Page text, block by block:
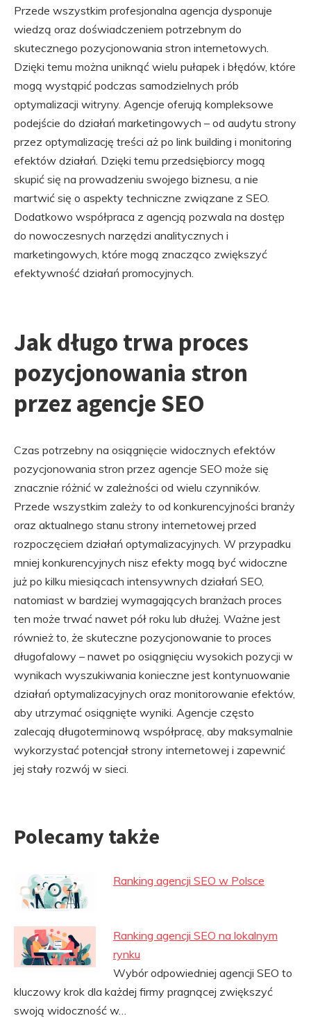
Przede wszystkim profesjonalna agencja dysponuje
wiedzą oraz doświadczeniem potrzebnym do
skutecznego pozycjonowania stron internetowych.
Dzięki temu można uniknąć wielu pułapek i błędów, które
mogą wystąpić podczas samodzielnych prób
optymalizacji witryny. Agencje oferują kompleksowe
podejście do działań marketingowych – od audytu strony
przez optymalizację treści aż po link building i monitoring
efektów działań. Dzięki temu przedsiębiorcy mogą
skupić się na prowadzeniu swojego biznesu, a nie
martwić się o aspekty techniczne związane z SEO.
Dodatkowo współpraca z agencją pozwala na dostęp
do nowoczesnych narzędzi analitycznych i
marketingowych, które mogą znacząco zwiększyć
efektywność działań promocyjnych.
Jak długo trwa proces
pozycjonowania stron
przez agencje SEO
Czas potrzebny na osiągnięcie widocznych efektów
pozycjonowania stron przez agencje SEO może się
znacznie różnić w zależności od wielu czynników.
Przede wszystkim zależy to od konkurencyjności branży
oraz aktualnego stanu strony internetowej przed
rozpoczęciem działań optymalizacyjnych. W przypadku
mniej konkurencyjnych nisz efekty mogą być widoczne
już po kilku miesiącach intensywnych działań SEO,
natomiast w bardziej wymagających branżach proces
ten może trwać nawet pół roku lub dłużej. Ważne jest
również to, że skuteczne pozycjonowanie to proces
długofalowy – nawet po osiągnięciu wysokich pozycji w
wynikach wyszukiwania konieczne jest kontynuowanie
działań optymalizacyjnych oraz monitorowanie efektów,
aby utrzymać osiągnięte wyniki. Agencje często
zalecają długoterminową współpracę, aby maksymalnie
wykorzystać potencjał strony internetowej i zapewnić
jej stały rozwój w sieci.
Polecamy także
Ranking agencji SEO w Polsce
Ranking agencji SEO na lokalnym
rynku
Wybór odpowiedniej agencji SEO to
kluczowy krok dla każdej firmy pragnącej zwiększyć
swoją widoczność w…